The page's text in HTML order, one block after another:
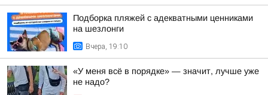
Подборка пляжей с адекватными ценниками
на шезлонги
Вчера, 19:10
«У меня всё в порядке» — значит, лучше уже
не надо?